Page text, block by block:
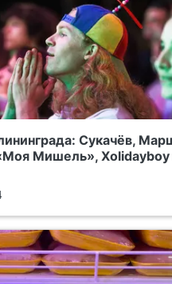
Сукачёв,
Мишель», Xolidayboy